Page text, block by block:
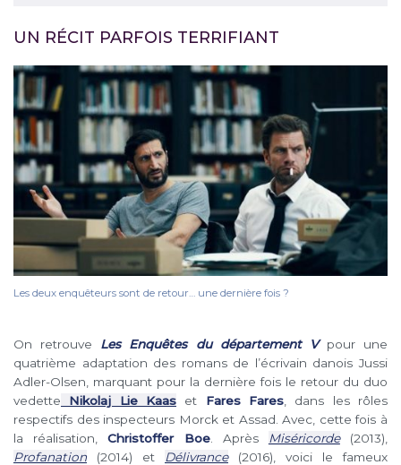
UN RÉCIT PARFOIS TERRIFIANT
Les deux enquêteurs sont de retour… une dernière fois ?
On retrouve Les Enquêtes du département Vpour une
quatrième adaptation des romans de l’écrivain danois Jussi
Adler-Olsen, marquant pour la dernière fois le retour du duo
vedette Nikolaj Lie Kaas et Fares Fares , dans les rôles
respectifs des inspecteurs Morck et Assad. Avec, cette fois à
la réalisation,Christoffer Boe. Après Miséricorde(2013),
Profanation (2014) et Délivrance(2016), voici le fameux